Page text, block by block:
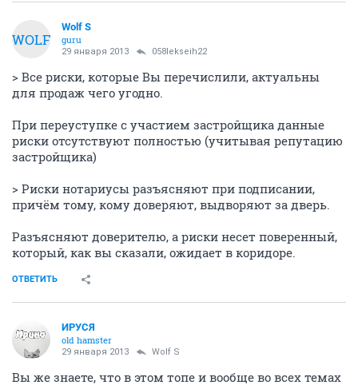
WOLF
Wolf S
guru
29 января 2013 058lekseih22
> Все риски, которые Вы перечислили, актуальны
для продаж чего угодно.
При переуступке с участием застройщика данные
риски отсутствуют полностью (учитывая репутацию
застройщика)
> Риски нотариусы разъясняют при подписании,
причём тому, кому доверяют, выдворяют за дверь.
Разъясняют доверителю, а риски несет поверенный,
который, как вы сказали, ожидает в коридоре.
ОТВЕТИТЬ
ИРУСЯ
old hamster
29 января 2013 Wolf S
Вы же знаете, что в этом топе и вообще во всех темах